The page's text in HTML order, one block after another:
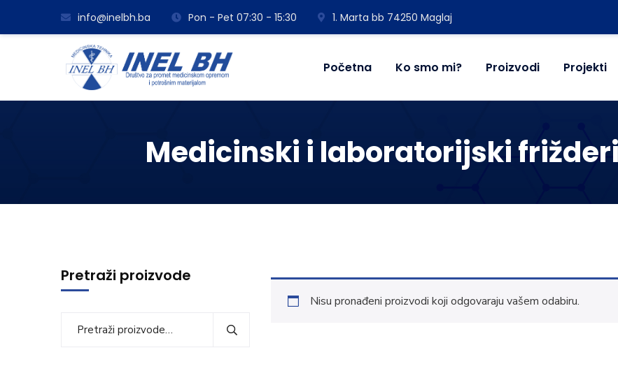
info@inelbh.ba Pon - Pet 07:30 - 15:30 1. Marta bb 74250 Maglaj
Početna Ko smo mi? Proizvodi Projekti
Medicinski i laboratorijski
Nisu pronađeni proizvodi koji odgovaraju vašem odabiru.
Pretraži proizvode